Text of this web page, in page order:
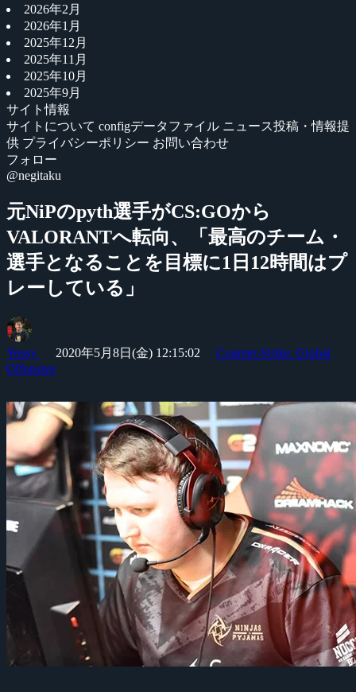
2026年2月
2026年1月
2025年12月
2025年11月
2025年10月
2025年9月
サイト情報
サイトについて configデータファイル ニュース投稿・情報提
供 プライバシーポリシー お問い合わせ
フォロー
@negitaku
元NiPのpyth選手がCS:GOから
VALORANTへ転向、「最高のチーム・
選手となることを目標に1日12時間はプ
レーしている」
Yossy 2020年5月8日(金) 12:15:02
Counter-Strike: Global
Offensive